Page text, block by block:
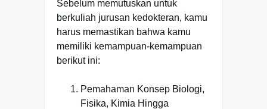
Sebelum memutuskan untuk
berkuliah jurusan kedokteran, kamu
harus memastikan bahwa kamu
memiliki kemampuan-kemampuan
berikut ini:
Pemahaman Konsep Biologi,
Fisika, Kimia Hingga